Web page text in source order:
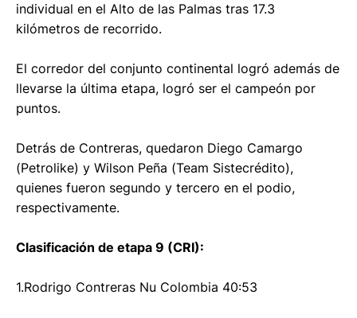
individual en el Alto de las Palmas tras 17.3
kilómetros de recorrido.
El corredor del conjunto continental logró además de
llevarse la última etapa, logró ser el campeón por
puntos.
Detrás de Contreras, quedaron Diego Camargo
(Petrolike) y Wilson Peña (Team Sistecrédito),
quienes fueron segundo y tercero en el podio,
respectivamente.
Clasificación de etapa 9 (CRI):
1.Rodrigo Contreras Nu Colombia 40:53